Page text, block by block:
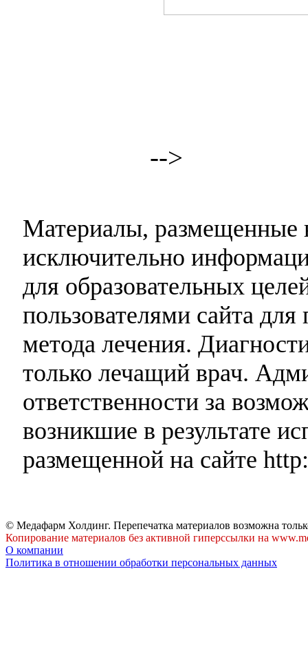
-->
Материалы, размещенные
исключительно
для образовательных
пользователями сайта
метода лечения.
только лечащий врач.
ответственности за
возникшие в результате
размещенной на сайте
© Медафарм Холдинг. Перепечатка материалов возможна
Копирование материалов без активной гиперссылки на
О компании
Политика в отношении обработки персональных данных